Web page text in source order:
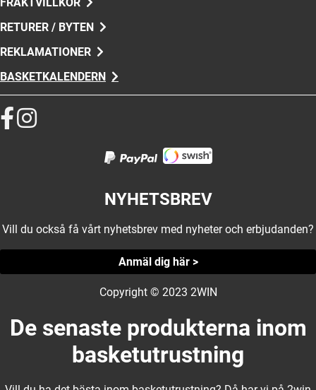
RETURER / BYTEN
REKLAMATIONER
BASKETKALENDERN
NYHETSBREV
Vill du också få vårt nyhetsbrev med nyheter och erbjudanden?
Anmäl dig här >
Copyright © 2023 2WIN
De senaste produkterna inom
basketutrustning